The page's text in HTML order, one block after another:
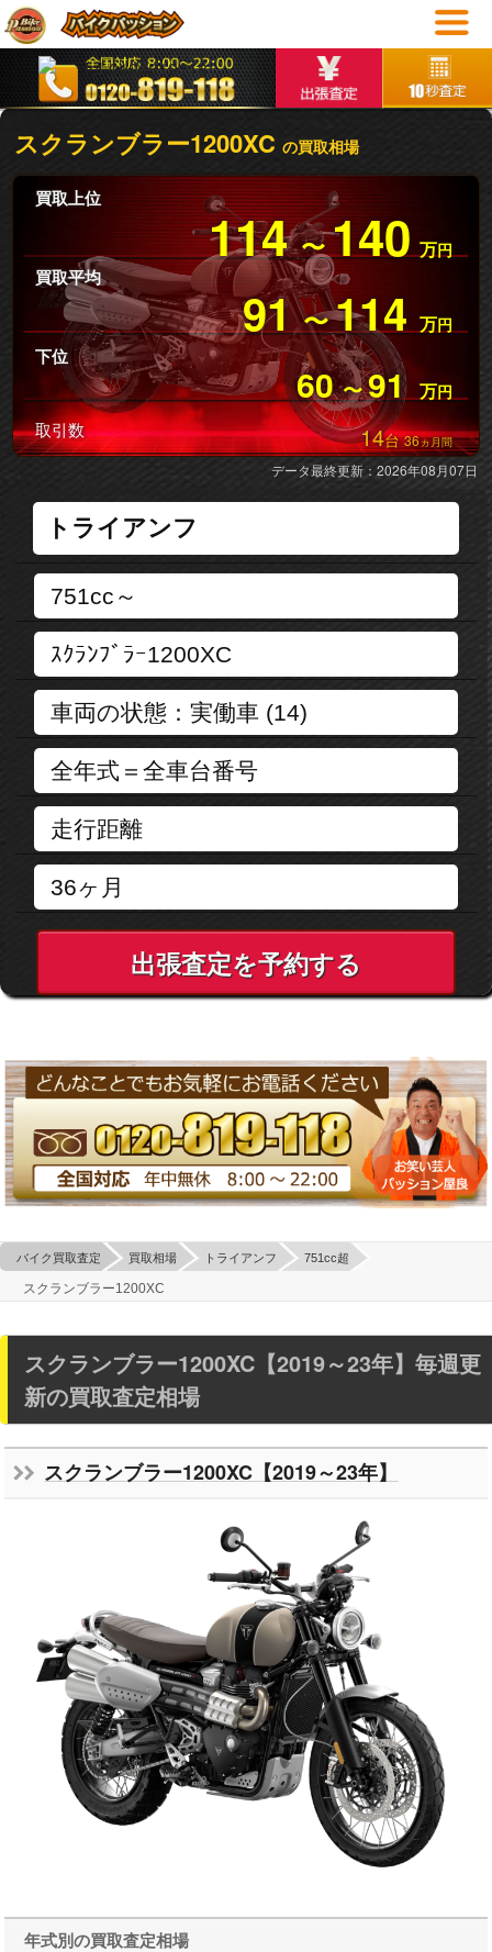
スクランブラー1200XC の買取相場
買取上位
114 〜140 万円
買取平均
91 〜114 万円
下位
60 〜91 万円
取引数 14台36ヵ月間
データ最終更新：2026年08月07日
出張査定を予約する
バイク買取査定 買取相場 トライアンフ 751cc超
スクランブラー1200XC
スクランブラー1200XC【2019～23年】毎週更
新の買取査定相場
スクランブラー1200XC【2019～23年】
年式別の買取査定相場